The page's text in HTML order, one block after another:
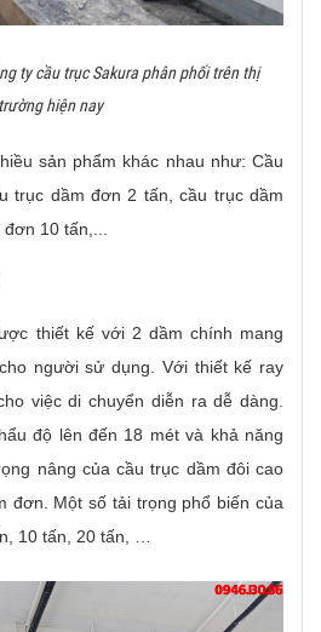
ty cầu trục Sakura phân phối trên thị
trường hiện nay
sản phẩm khác nhau như: Cầu
trục dầm đơn 2 tấn, cầu trục dầm
10 tấn,...
thiết kế với 2 dầm chính mang
người sử dụng. Với thiết kế ray
việc di chuyển diễn ra dễ dàng.
độ lên đến 18 mét và khả năng
nâng của cầu trục dầm đôi cao
đơn. Một số tải trọng phổ biến của
10 tấn, 20 tấn, …